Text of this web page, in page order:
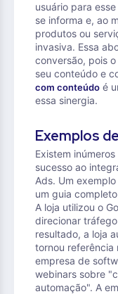
usuário para
se informa e, ao
produtos ou
invasiva. Essa
conversão, pois
seu conteúdo e
com conteúdo é
essa sinergia.
Exemplos
Existem
sucesso ao
Ads. Um
um guia
A loja utilizou o
direcionar
resultado, a loja
tornou referência
empresa de
webinars sobre
automação". A